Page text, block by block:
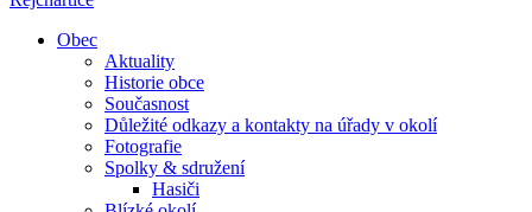
Obec
Aktuality
Historie obce
Současnost
Důležité odkazy a kontakty na úřady v okolí
Fotografie
Spolky & sdružení
Hasiči